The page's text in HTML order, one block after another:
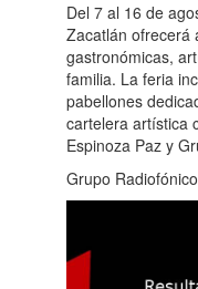
Del 7 al 16 de
Zacatlán ofrecerá
gastronómicas,
familia. La feria
pabellones
cartelera artística
Espinoza Paz y
Grupo